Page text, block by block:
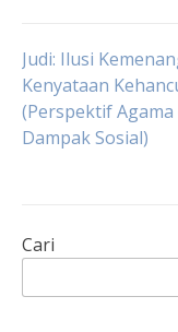
pos
Judi: Ilusi
Kenyataan
(Perspektif Agama
Dampak Sosial)
Cari